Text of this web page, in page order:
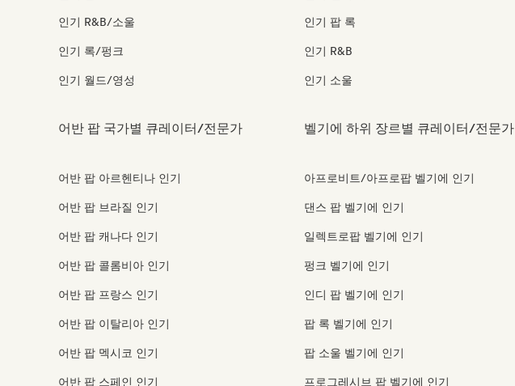
인기 R&B/소울
인기 록/펑크
인기 월드/영성
인기 팝 록
인기 R&B
인기 소울
어반 팝 국가별 큐레이터/전문가
어반 팝 아르헨티나 인기
어반 팝 브라질 인기
어반 팝 캐나다 인기
어반 팝 콜롬비아 인기
어반 팝 프랑스 인기
어반 팝 이탈리아 인기
어반 팝 멕시코 인기
어반 팝 스페인 인기
벨기에 하위 장르별 큐레이터/전문가
아프로비트/아프로팝 벨기에 인기
댄스 팝 벨기에 인기
일렉트로팝 벨기에 인기
펑크 벨기에 인기
인디 팝 벨기에 인기
팝 록 벨기에 인기
팝 소울 벨기에 인기
프로그레시브 팝 벨기에 인기